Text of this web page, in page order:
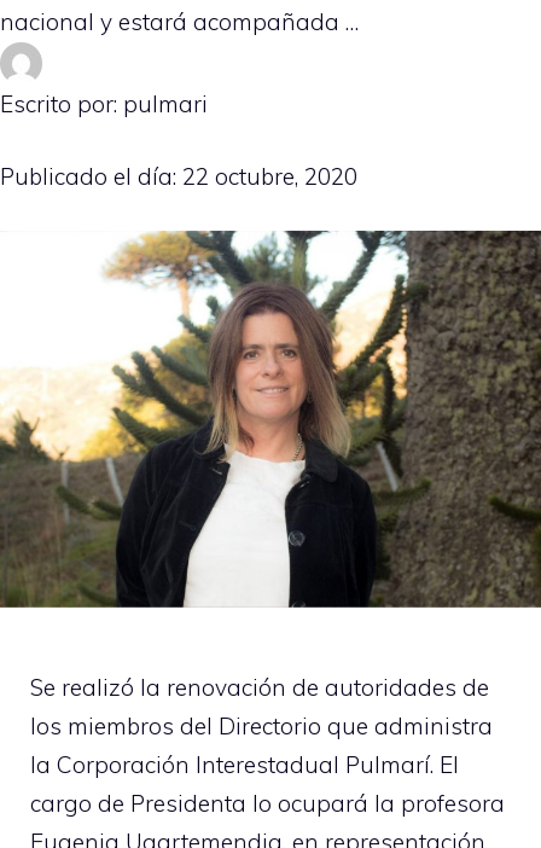
nacional y estará acompañada …
Escrito por: pulmari
Publicado el día: 22 octubre, 2020
Se realizó la renovación de autoridades de
los miembros del Directorio que administra
la Corporación Interestadual Pulmarí. El
cargo de Presidenta lo ocupará la profesora